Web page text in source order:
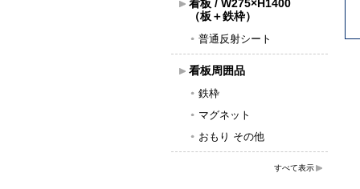
看板 / W275×H1400
（板＋鉄枠）
普通反射シート
看板周囲品
鉄枠
マグネット
おもり その他
すべて表示